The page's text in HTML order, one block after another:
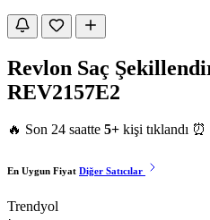
Revlon Saç
REV2157E2
🔥 Son 24 saatte 5+ kişi tıklandı ⏰
En Uygun Fiyat Diğer Satıcılar
Trendyol